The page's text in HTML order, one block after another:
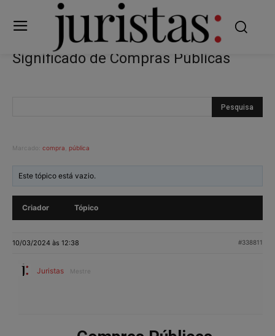
Significado de Compras Públicas
Marcado: compra pública
Este tópico está vazio.
Criador Tópico
10/03/2024 às 12:38 #338811
Juristas Mestre